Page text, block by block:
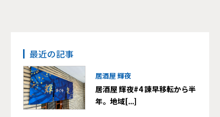
最近の記事
居酒屋 輝夜
居酒屋 輝夜#4 諫早移転から半
年。地域[...]